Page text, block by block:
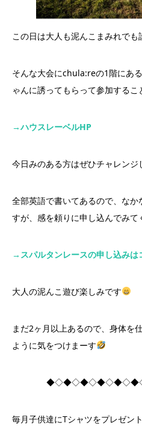
この日は大人も泥んこまみれで
そんな大会にchula:reの1階にあ
ゃんに誘ってもらって参加するこ
→ハウスレーベルHP
今日みのある方はぜひチャレンジ
全部英語で書いてあるので、な
すが、感を頼りに申し込んでみて
→スパルタンレースの申し込みは
大人の泥んこ遊び楽しみです
まだ2ヶ月以上あるので、身体を
ように気をつけまーす
毎月子供達にTシャツをプレゼン